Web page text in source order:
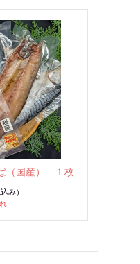
（国産） １枚
込み）